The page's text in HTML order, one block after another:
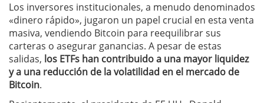
Los inversores institucionales, a menudo denominados
«dinero rápido», jugaron un papel crucial en esta venta
masiva, vendiendo Bitcoin para reequilibrar sus
carteras o asegurar ganancias. A pesar de estas
salidas, los ETFs han contribuido a una mayor liquidez
y a una reducción de la volatilidad en el mercado de
Bitcoin.